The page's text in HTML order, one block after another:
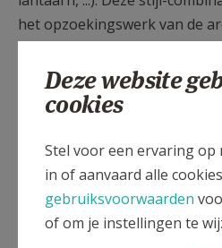
het opzoekingswerk van de
"Architectonographie des
Op 31-jarige leeftijd wordt de
werk nooit kunnen beleven.
verdergezet door Louis
professor en later
overlijden door Gustave
Deze website
cookies
Stel voor een ervaring
in of aanvaard alle
gebruiksvoorwaarden
of om je instellingen te